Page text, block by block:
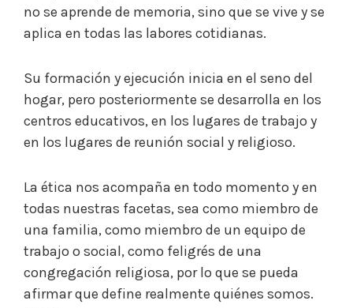
no se aprende de memoria, sino que se vive y se
aplica en todas las labores cotidianas.
Su formación y ejecución inicia en el seno del
hogar, pero posteriormente se desarrolla en los
centros educativos, en los lugares de trabajo y
en los lugares de reunión social y religioso.
La ética nos acompaña en todo momento y en
todas nuestras facetas, sea como miembro de
una familia, como miembro de un equipo de
trabajo o social, como feligrés de una
congregación religiosa, por lo que se pueda
afirmar que define realmente quiénes somos.